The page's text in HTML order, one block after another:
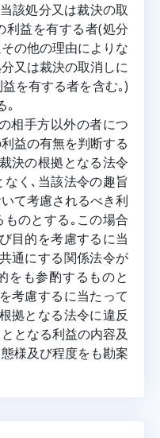
該処分又は裁決の取
利益を有する者(処分
の他の理由によりな
又は裁決の取消しに
を有する者を含む｡)
｡
手方以外の者につ
益の有無を判断する
決の根拠となる法令
く､当該法令の趣旨
て考慮されるべき利
のとする｡この場合
目的を考慮するに当
通にする関係法令が
をも参酌するものと
考慮するに当たって
拠となる法令に違反
となる利益の内容及
様及び程度をも勘案